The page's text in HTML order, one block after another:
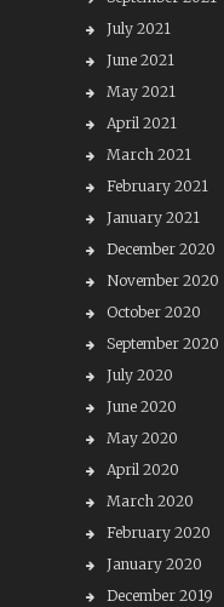
July 2021
June 2021
May 2021
April 2021
March 2021
February 2021
January 2021
December 2020
November 2020
October 2020
September 2020
July 2020
June 2020
May 2020
April 2020
March 2020
February 2020
January 2020
December 2019